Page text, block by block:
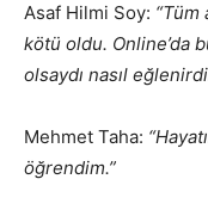
Asaf Hilmi Soy:
kötü oldu. Online’da
olsaydı nasıl
Mehmet Taha:
öğrendim.”